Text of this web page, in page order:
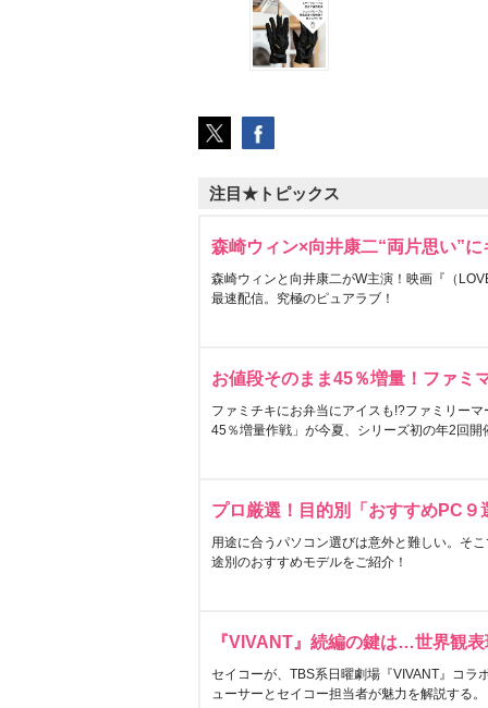
注目★トピックス
森崎ウィン×向井康二“両片思い”
森崎ウィンと向井康二がW主演！映画『（
最速配信。究極のピュアラブ！
お値段そのまま45％増量！ファミ
ファミチキにお弁当にアイスも!?ファミリー
45％増量作戦」が今夏、シリーズ初の年2回開
プロ厳選！目的別「おすすめPC９
用途に合うパソコン選びは意外と難しい。そ
途別のおすすめモデルをご紹介！
『VIVANT』続編の鍵は…世界観
セイコーが、TBS系日曜劇場『VIVANT』コラ
ューサーとセイコー担当者が魅力を解説する。